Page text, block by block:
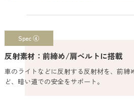
Spec ④
反射素材：前締め/肩ベルトに搭載
車のライトなどに反射する反射材を、前締
ど、暗い道での安全をサポート。